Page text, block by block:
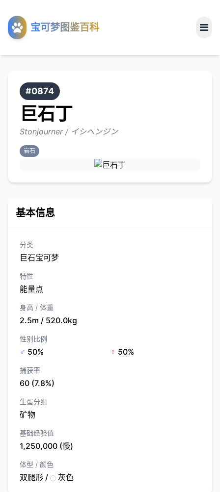
宝可梦图鉴百科
工具
关于
#0874
巨石丁
Stonjourner / イシヘンジン
岩石
基本信息
分类
巨石宝可梦
特性
能量点
身高 / 体重
2.5m / 520.0kg
性别比例
♂ 50% ♀ 50%
捕获率
60 (7.8%)
生蛋分组
矿物
基础经验值
1,250,000 (慢)
体型 / 颜色
双腿形 / 灰色